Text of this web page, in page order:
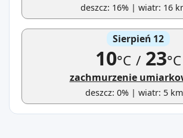
deszcz: 16% | wiatr: 16
Sierpień 12
10°C /23°C
zachmurzenie
deszcz: 0% | wiatr: 5